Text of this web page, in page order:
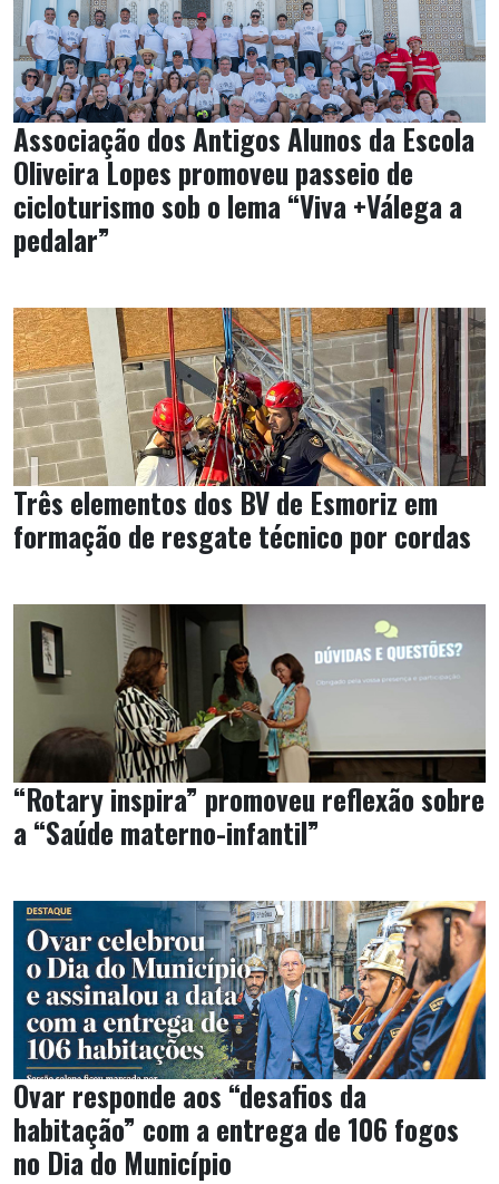
Associação dos Antigos Alunos da Escola
Oliveira Lopes promoveu passeio de
cicloturismo sob o lema “Viva +Válega a
pedalar”
Três elementos dos BV de Esmoriz em
formação de resgate técnico por cordas
“Rotary inspira” promoveu reflexão sobre
a “Saúde materno-infantil”
Ovar responde aos “desafios da
habitação” com a entrega de 106 fogos
no Dia do Município